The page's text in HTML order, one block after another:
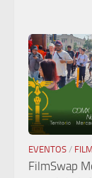
EVENTOS /
FilmSwap